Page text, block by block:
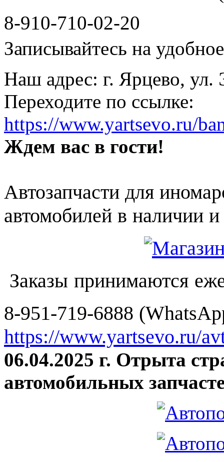
8-910-710-02-20
Записывайтесь на
Наш адрес: г. Ярцево, ул.
Переходите по ссылке:
https://www.yartsevo.ru/
Ждем вас в гости!
Автозапчасти для
автомобилей в наличии и
Заказы принимаются
8-951-719-6888
https://www.yartsevo.ru/
06.04.2025 г. Отрыта
автомобильных